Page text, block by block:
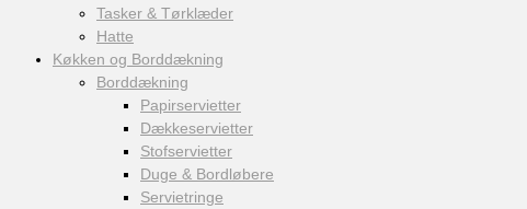
Tasker & Tørklæder
Hatte
Køkken og Borddækning
Borddækning
Papirservietter
Dækkeservietter
Stofservietter
Duge & Bordløbere
Servietringe